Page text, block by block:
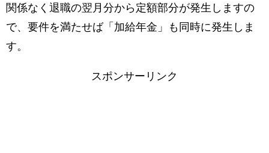
関係なく退職の翌月分から定額部分が発生しますの
で、要件を満たせば「加給年金」も同時に発生しま
す。
スポンサーリンク